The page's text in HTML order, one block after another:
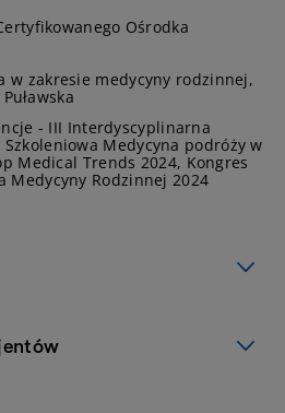
Ośrodka
w zakresie medycyny rodzinnej,
- III Interdyscyplinarna
Medycyna podróży w
Medical Trends 2024, Kongres
Medycyny Rodzinnej 2024